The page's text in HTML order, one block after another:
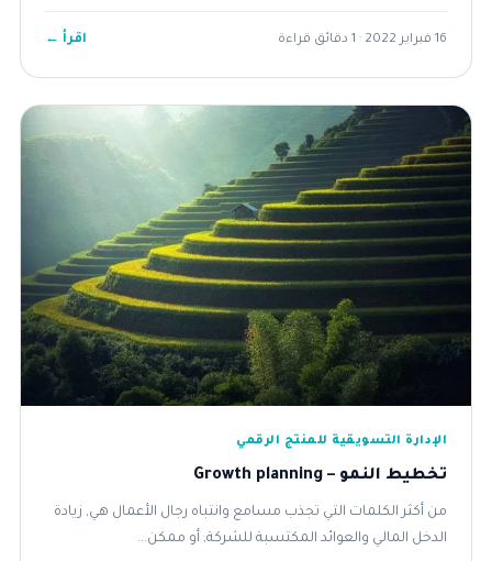
16 فبراير 2022 · 1 دقائق قراءة اقرأ ←
الإدارة التسويقية للمنتج الرقمي
تخطيط النمو – Growth planning
من أكثر الكلمات التي تجذب مسامع وانتباه رجال الأعمال هي, زيادة
الدخل المالي والعوائد المكتسبة للشركة, أو ممكن...